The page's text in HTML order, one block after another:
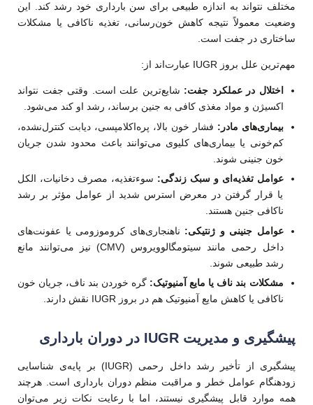
مختلف نتواند به اندازه طبیعی برای سن بارداری خود رشد کند. این
وضعیت معمولاً نتیجه کاهش خون‌رسانی، تغذیه ناکافی یا مشکلات
ساختاری در جفت است.
مهم‌ترین علل بروز IUGR عبارت‌اند از:
اختلال در عملکرد جفت: شایع‌ترین علت است. وقتی جفت نتواند
اکسیژن و مواد مغذی کافی به جنین برساند، رشد او کند می‌شود.
بیماری‌های مادر: فشار خون بالا، پره‌اکلامپسی، دیابت کنترل‌نشده،
کم‌خونی یا بیماری‌های کلیوی می‌توانند باعث محدود شدن جریان
خون جنینی شوند.
عوامل تغذیه‌ای و سبک زندگی: سوءتغذیه، مصرف دخانیات، الکل
یا قرار گرفتن در معرض استرس شدید از عوامل مؤثر بر رشد
ناکافی جنین هستند.
عوامل جنینی و ژنتیکی: ناهنجاری‌های کروموزومی یا عفونت‌های
داخل رحمی مانند سیتومگالوویروس (CMV) نیز می‌توانند مانع
رشد طبیعی شوند.
مشکلات بند ناف یا مایع آمنیوتیک: گره خوردن بند ناف، جریان خون
ناکافی یا کاهش مایع آمنیوتیک هم در بروز IUGR نقش دارند.
پیشگیری و مدیریت IUGR در دوران بارداری
پیشگیری از تأخیر رشد داخل رحمی (IUGR) بر پایه‌ی شناسایی
زودهنگام عوامل خطر و مراقبت منظم دوران بارداری است. هرچند
همه موارد قابل پیشگیری نیستند، اما با رعایت نکات زیر می‌توان